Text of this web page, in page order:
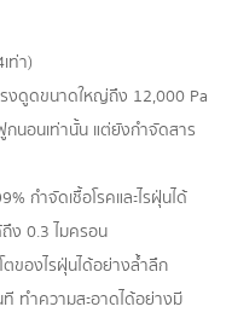
ท่า)
งดูดขนาดใหญ่ถึง 12,000 Pa
นอนเท่านั้น แต่ยังกำจัดสาร
กำจัดเชื้อโรคและไรฝุ่นได้
ง 0.3 ไมครอน
ตของไรฝุ่นได้อย่างล้ำลึก
ทำความสะอาดได้อย่างมี